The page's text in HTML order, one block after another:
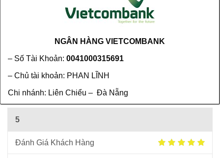
NGÂN HÀNG VIETCOMBANK
– Số Tài Khoản: 0041000315691
– Chủ tài khoản: PHAN LĨNH
Chi nhánh: Liên Chiểu – Đà Nẵng
5
Đánh Giá Khách Hàng